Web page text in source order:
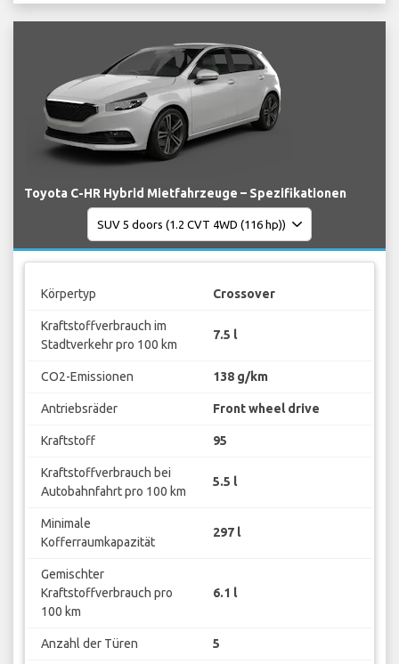
Toyota C-HR Hybrid Mietfahrzeuge – Spezifikationen
Körpertyp Crossover
Kraftstoffverbrauch im
Stadtverkehr pro 100 km
7.5 l
CO2-Emissionen 138 g/km
Antriebsräder Front wheel drive
Kraftstoff 95
Kraftstoffverbrauch bei
Autobahnfahrt pro 100 km
5.5 l
Minimale
Kofferraumkapazität
297 l
Gemischter
Kraftstoffverbrauch pro
100 km
6.1 l
Anzahl der Türen 5